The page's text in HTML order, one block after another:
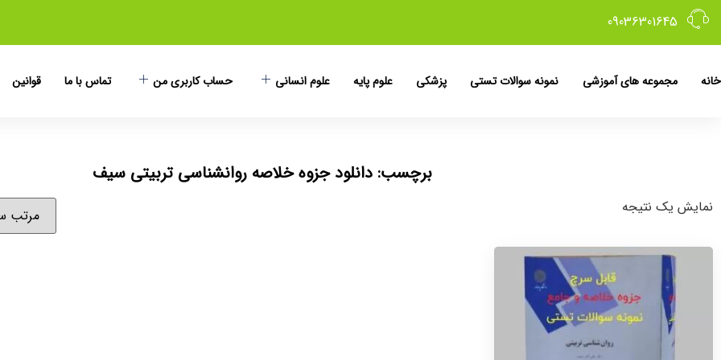
09036301645
خانه مجموعه های آموزشی نمونه سوالات تستی پزشکی علوم پایه علوم انسانی حساب کاربری من تماس با ما قوانین
برچسب: دانلود جزوه خلاصه روانشناسی تربیتی سیف
نمایش یک نتیجه